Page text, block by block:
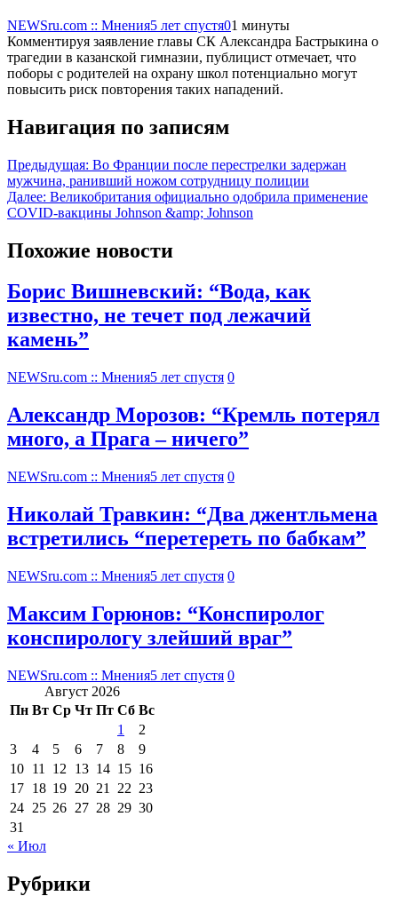
NEWSru.com :: Мнения5 лет спустя01 минуты
Комментируя заявление главы СК Александра Бастрыкина о
трагедии в казанской гимназии, публицист отмечает, что
поборы с родителей на охрану школ потенциально могут
повысить риск повторения таких нападений.
Навигация по записям
Предыдущая: Во Франции после перестрелки задержан
мужчина, ранивший ножом сотрудницу полиции
Далее: Великобритания официально одобрила применение
COVID-вакцины Johnson &amp; Johnson
Похожие новости
Борис Вишневский: “Вода, как
известно, не течет под лежачий
камень”
NEWSru.com :: Мнения5 лет спустя 0
Александр Морозов: “Кремль потерял
много, а Прага – ничего”
NEWSru.com :: Мнения5 лет спустя 0
Николай Травкин: “Два джентльмена
встретились “перетереть по бабкам”
NEWSru.com :: Мнения5 лет спустя 0
Максим Горюнов: “Конспиролог
конспирологу злейший враг”
NEWSru.com :: Мнения5 лет спустя 0
Август 2026
Пн Вт Ср Чт Пт Сб Вс
1
2
3
4 5 6 7 8
9
10 11 12 13 14 15 16
17 18 19 20 21 22 23
24 25 26 27 28 29 30
31
« Июл
Рубрики